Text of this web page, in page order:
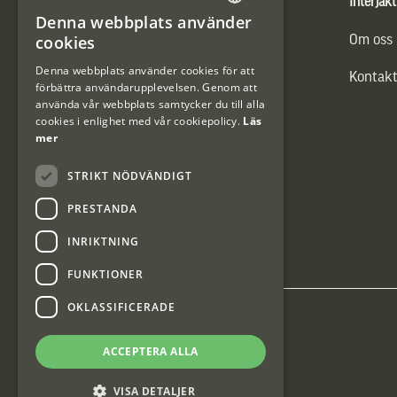
Vännäs Friluftbyxa Om oss
Interjakt Sweden AB, Årjäng
SWEDISH
Denna webbplats använder
cookies
Denna webbplats använder cookies för att
förbättra användarupplevelsen. Genom att
använda vår webbplats samtycker du till alla
cookies i enlighet med vår cookiepolicy. Läs
mer
STRIKT NÖDVÄNDIGT
PRESTANDA
INRIKTNING
FUNKTIONER
OKLASSIFICERADE
ACCEPTERA ALLA
VISA DETALJER